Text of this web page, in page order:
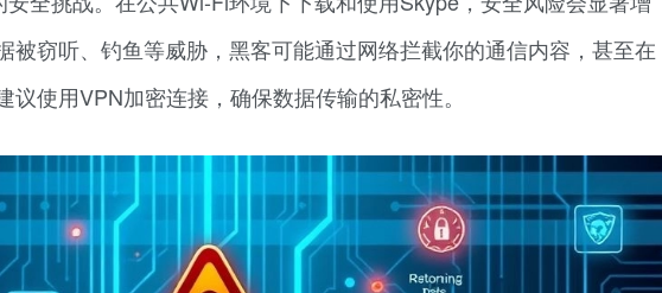
被窃听、钓鱼等威胁，黑客可能通过网络拦截你的通信内容，甚至在
使用VPN加密连接，确保数据传输的私密性。